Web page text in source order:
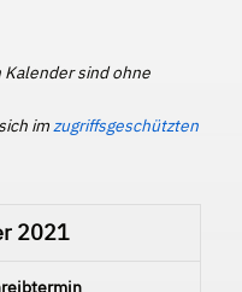
sind ohne
imzugriffsgeschützten
2021